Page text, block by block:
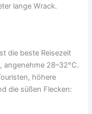
lange Wrack.
die beste Reisezeit
angenehme 28–32°C.
höhere
die süßen Flecken: